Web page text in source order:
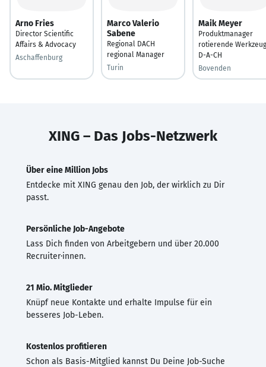
Arno Fries
Director Scientific
Affairs & Advocacy
Aschaffenburg
Marco Valerio
Sabene
Regional DACH
regional Manager
Turin
Maik Meyer
Produktmanager
rotierende
D-A-CH
Bovenden
XING – Das Jobs-Netzwerk
Über eine Million Jobs
Entdecke mit XING genau den Job, der wirklich zu Dir
passt.
Persönliche Job-Angebote
Lass Dich finden von Arbeitgebern und über 20.000
Recruiter·innen.
21 Mio. Mitglieder
Knüpf neue Kontakte und erhalte Impulse für ein
besseres Job-Leben.
Kostenlos profitieren
Schon als Basis-Mitglied kannst Du Deine Job-Suche